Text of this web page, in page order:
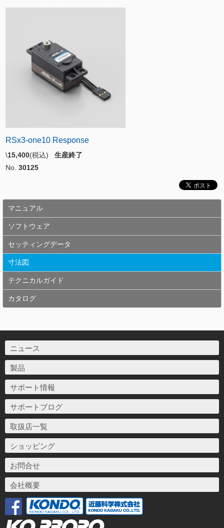
RSx3-one10 Response
\15,400(税込) 生産終了
No. 30125
マニュアル
ソフトウェア
セッティングデータ
寸法図
テクニカルガイド
カタログ
ニュース
製品
サポート情報
サポートブログ
取扱店一覧
ショッピング
お問合せ
会社概要